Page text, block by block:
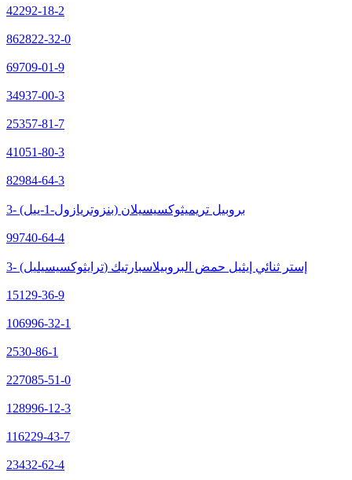
42292-18-2
862822-32-0
69709-01-9
34937-00-3
25357-81-7
41051-80-3
82984-64-3
3- (بنزوتريازول-1-ييل) بروبيل تريميثوكسيسيلان
99740-64-4
3- (ترايثوكسيسيليل) إستر ثنائي إيثيل حمض البروبيلاسبارتيك
15129-36-9
106996-32-1
2530-86-1
227085-51-0
128996-12-3
116229-43-7
23432-62-4